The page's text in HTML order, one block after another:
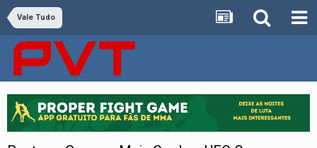
Vale Tudo